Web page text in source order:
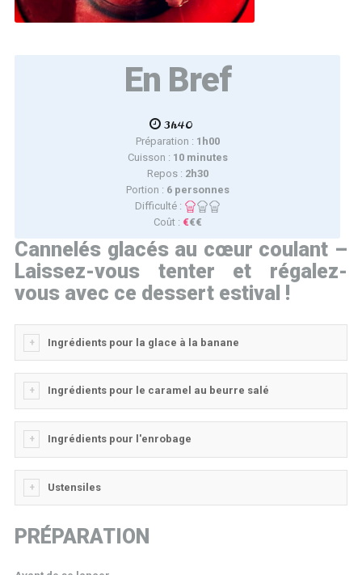
En Bref
3h40
Préparation : 1h00
Cuisson : 10 minutes
Repos : 2h30
Portion : 6 personnes
Difficulté :
Coût : €€€
Cannelés glacés au cœur coulant –
Laissez-vous tenter et régalez-
vous avec ce dessert estival !
Ingrédients pour la glace à la banane
Ingrédients pour le caramel au beurre salé
Ingrédients pour l'enrobage
Ustensiles
PRÉPARATION